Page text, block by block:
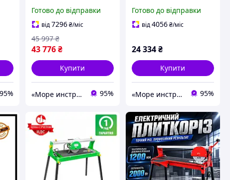
95%
Готово до відправки
від7296 ₴/міс
43 776 ₴
45 997 ₴
Купити
«Море инструментов» 95%
Готово до відправки
від4056₴/міс
24 334₴
Купити
«Море инструментов» 95%